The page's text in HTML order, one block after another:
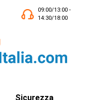
09:00/13:00 -
14:30/18:00
Sicurezza